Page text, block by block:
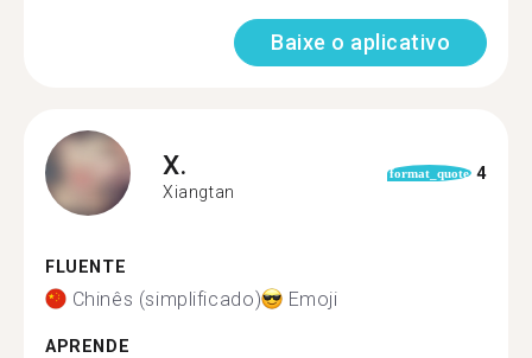
Baixe o aplicativo
X.
Xiangtan
format_quote 4
FLUENTE
Chinês (simplificado) Emoji
APRENDE